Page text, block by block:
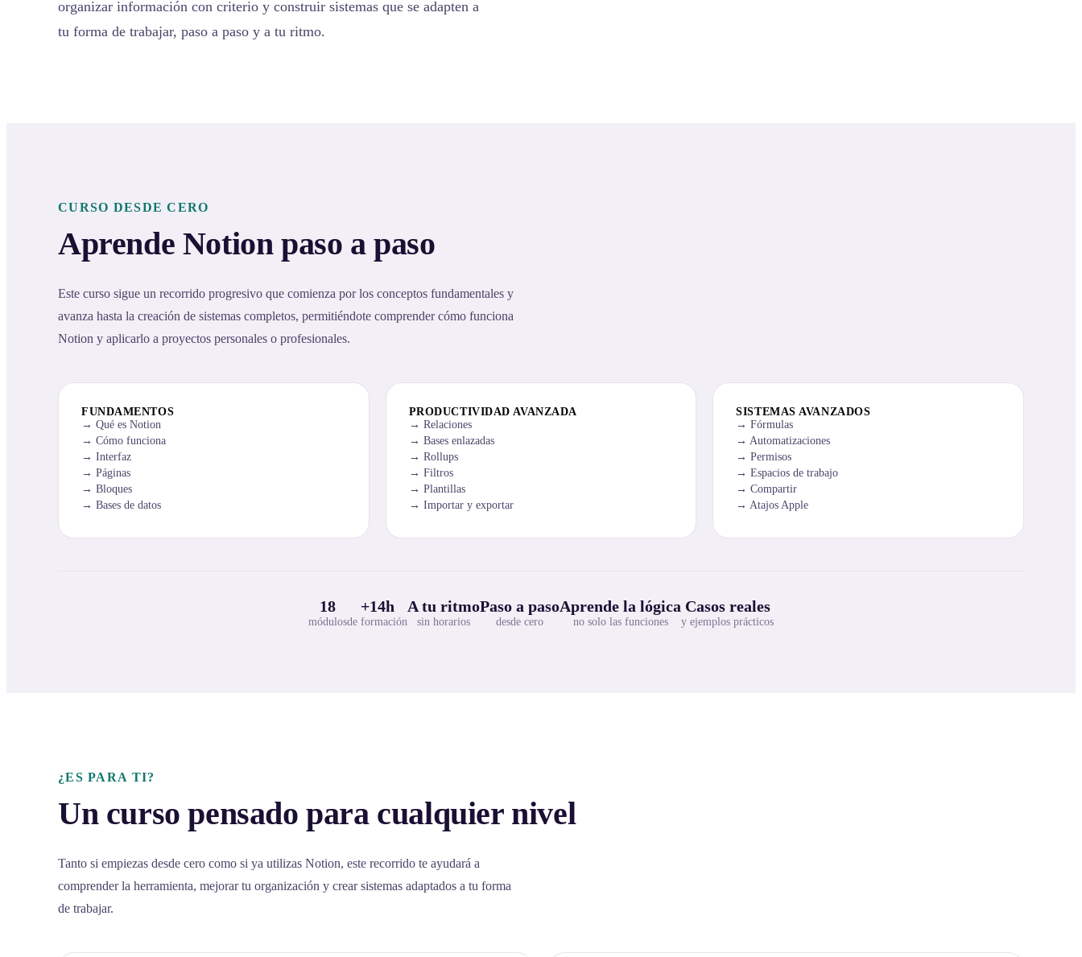
organizar información con criterio y construir sistemas que se adapten a
tu forma de trabajar, paso a paso y a tu ritmo.
CURSO DESDE CERO
Aprende Notion paso a paso
Este curso sigue un recorrido progresivo que comienza por los conceptos fundamentales y
avanza hasta la creación de sistemas completos, permitiéndote comprender cómo funciona
Notion y aplicarlo a proyectos personales o profesionales.
FUNDAMENTOS
Qué es Notion
Cómo funciona
Interfaz
Páginas
Bloques
Bases de datos
PRODUCTIVIDAD AVANZADA
Relaciones
Bases enlazadas
Rollups
Filtros
Plantillas
Importar y exportar
SISTEMAS AVANZADOS
Fórmulas
Automatizaciones
Permisos
Espacios de trabajo
Compartir
Atajos Apple
18
módulos
+14h
de formación
A tu ritmo
sin horarios
Paso a paso
desde cero
Aprende la lógica
no solo las funciones
Casos reales
y ejemplos prácticos
¿ES PARA TI?
Un curso pensado para cualquier nivel
Tanto si empiezas desde cero como si ya utilizas Notion, este recorrido te ayudará a
comprender la herramienta, mejorar tu organización y crear sistemas adaptados a tu forma
de trabajar.